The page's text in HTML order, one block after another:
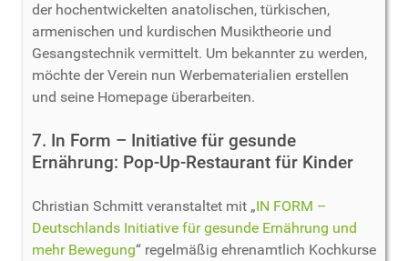
der hochentwickelten anatolischen, türkischen,
armenischen und kurdischen Musiktheorie und
Gesangstechnik vermittelt. Um bekannter zu werden,
möchte der Verein nun Werbematerialien erstellen
und seine Homepage überarbeiten.
7. In Form – Initiative für gesunde
Ernährung: Pop-Up-Restaurant für Kinder
Christian Schmitt veranstaltet mit „IN FORM –
Deutschlands Initiative für gesunde Ernährung und
mehr Bewegung“ regelmäßig ehrenamtlich Kochkurse